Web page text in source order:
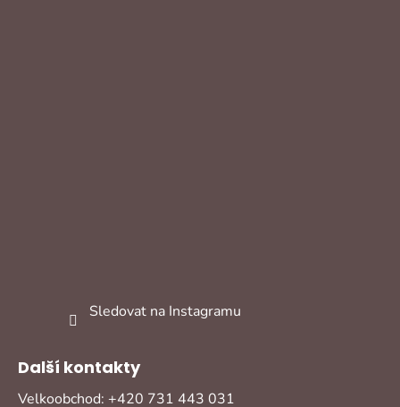
Sledovat na Instagramu
Další kontakty
Velkoobchod: +420 731 443 031